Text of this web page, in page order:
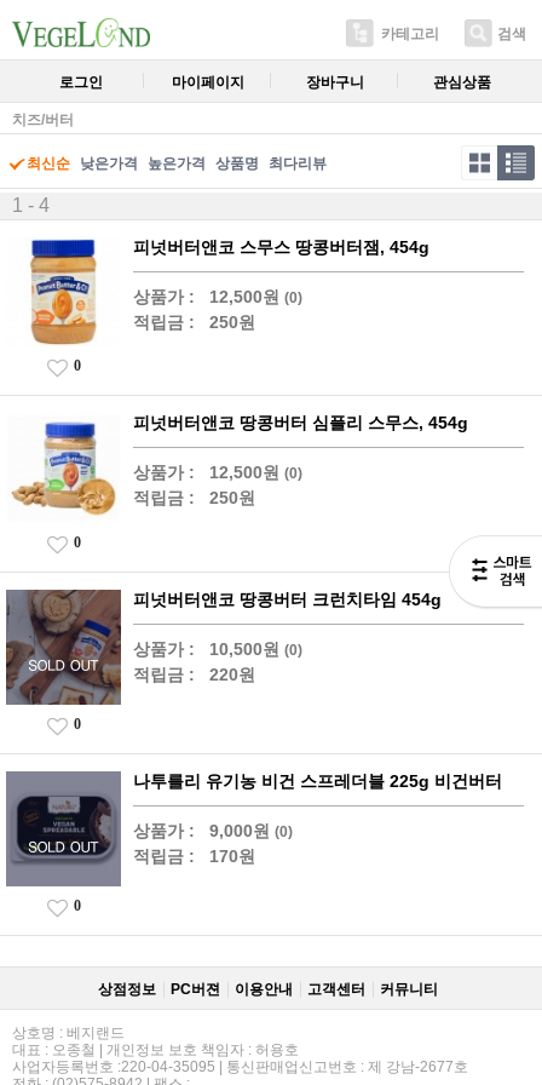
카테고리 검색
로그인 마이페이지 장바구니 관심상품
치즈/버터
최신순 낮은가격 높은가격 상품명 최다리뷰
1 - 4
피넛버터앤코 스무스 땅콩버터잼, 454g
상품가 : 12,500원 (0)
적립금 : 250원
0
피넛버터앤코 땅콩버터 심플리 스무스, 454g
상품가 : 12,500원 (0)
적립금 : 250원
0
피넛버터앤코 땅콩버터 크런치타임 454g
상품가 : 10,500원 (0)
적립금 : 220원
0
나투를리 유기농 비건 스프레더블 225g 비건버터
상품가 : 9,000원 (0)
적립금 : 170원
0
상점정보 PC버젼 이용안내 고객센터 커뮤니티
상호명 : 베지랜드
대표 : 오종철 | 개인정보 보호 책임자 : 허용호
사업자등록번호 :220-04-35095 | 통신판매업신고번호 : 제 강남-2677호